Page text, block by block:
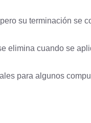
su terminación se
elimina cuando se
para algunos